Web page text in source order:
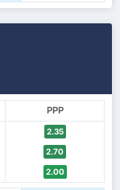
PPP
2.35
2.70
2.00